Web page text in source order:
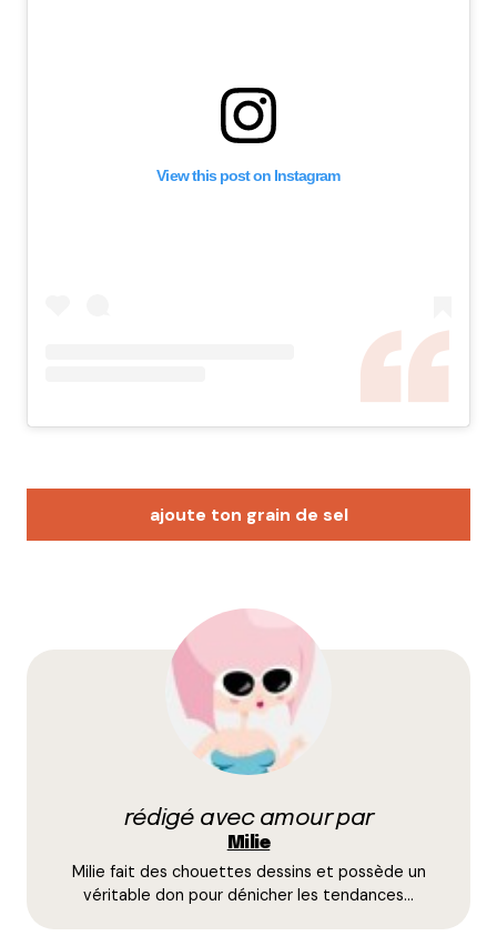
View this post on Instagram
ajoute ton grain de sel
Votre adresse e-mail ne sera pas publiée.
champs obligatoires sont indiqués avec
E-mail*
Prévenez-moi de tous les nouveaux commentaires
rédigé avec amour par
Milie
Milie fait des chouettes dessins et possède un
véritable don pour dénicher les tendances…